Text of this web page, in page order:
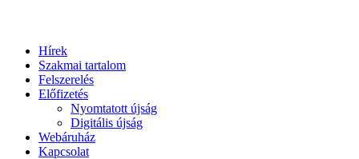
Hírek
Szakmai tartalom
Felszerelés
Előfizetés
Nyomtatott újság
Digitális újság
Webáruház
Kapcsolat